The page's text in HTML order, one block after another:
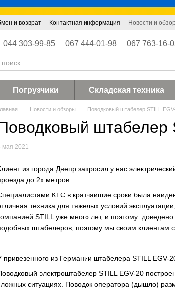
и возврат Контактная информация Новости и
044 303-99-85 067 444-01-98 067 763-16-
Погрузчики Складская техника
Новости и обзоры Поводковый штабелер STILL
штабелер
мая 2021
из города Днепр запросил у нас
до 2х метров.
КТС в кратчайшие сроки была
техника для тяжелых условий
STILL уже много лет, и поэтому
штабелеров, поэтому мы своим клиентам
привезенного из Германии штабелера STILL EGV-
электроштабелер STILL EGV-20
ситуациях. Поводок оператора (дышло)